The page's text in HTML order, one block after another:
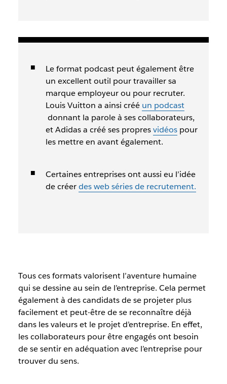
Le format podcast peut également être
un excellent outil pour travailler sa
marque employeur ou pour recruter.
Louis Vuitton a ainsi créé un podcast
donnant la parole à ses collaborateurs,
et Adidas a créé ses propresvidéospour
les mettre en avant également.
Certaines entreprises ont aussi eu l’idée
de créerdes web séries de recrutement.
Tous ces formats valorisent l’aventure humaine
qui se dessine au sein de l’entreprise. Cela permet
également à des candidats de se projeter plus
facilement et peut-être de se reconnaître déjà
dans les valeurs et le projet d’entreprise. En effet,
les collaborateurs pour être engagés ont besoin
de se sentir en adéquation avec l’entreprise pour
trouver du sens.